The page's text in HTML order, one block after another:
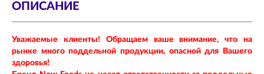
ОПИСАНИЕ
Уважаемые клиенты! Обращаем ваше внимание, что на
рынке много поддельной продукции, опасной для Вашего
здоровья!